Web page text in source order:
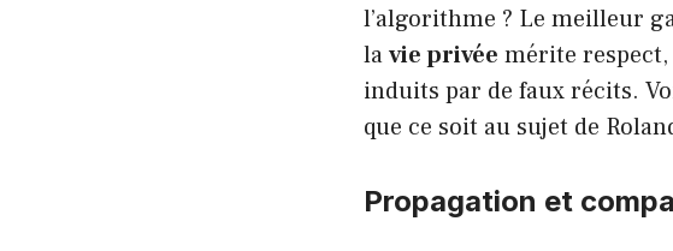
l’algorithme ? Le meilleur
lavie privée mérite respect,
induits par de faux récits.
que ce soit au sujet de
Propagation et